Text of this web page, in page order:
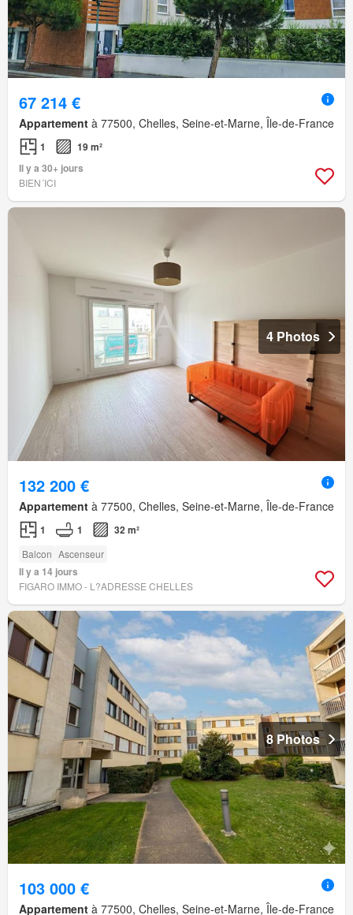
67 214 €
Appartement à 77500, Chelles, Seine-et-Marne, Île-de-France
1
19 m²
Il y a 30+ jours
BIEN´ICI
4 Photos
132 200 €
Appartement à 77500, Chelles, Seine-et-Marne, Île-de-France
1 1 32 m²
Balcon Ascenseur
Il y a 14 jours
FIGARO IMMO - L?ADRESSE CHELLES
8 Photos
103 000 €
Appartement à 77500, Chelles, Seine-et-Marne, Île-de-France